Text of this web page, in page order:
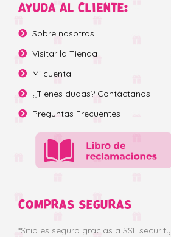
AYUDA AL CLIENTE:
Sobre nosotros
Visitar la Tienda
Mi cuenta
¿Tienes dudas? Contáctanos
Preguntas Frecuentes
COMPRAS SEGURAS
*Sitio es seguro gracias a SSL security